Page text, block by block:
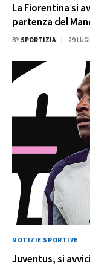
La Fiorentina si
partenza del
BY SPORTIZIA 29
NOTIZIE SPORTIVE
Juventus, si